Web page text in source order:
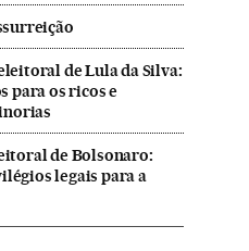
de Lula da Silva:
para os ricos e
de Bolsonaro:
legais para a